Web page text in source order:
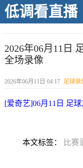
低调看直播
2026年06月11日
全场录像
2026年06月11日 04:17 足球录
[爱奇艺]06月11日 足
本文标签： 比赛